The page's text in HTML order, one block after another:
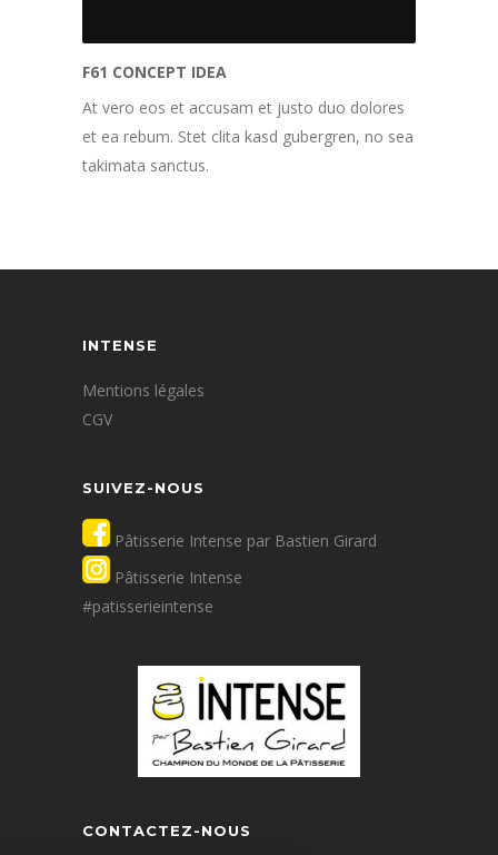
F61 CONCEPT IDEA
At vero eos et accusam et justo duo dolores
et ea rebum. Stet clita kasd gubergren, no sea
takimata sanctus.
INTENSE
Mentions légales
CGV
SUIVEZ-NOUS
Pâtisserie Intense par Bastien Girard
Pâtisserie Intense
#patisserieintense
CONTACTEZ-NOUS